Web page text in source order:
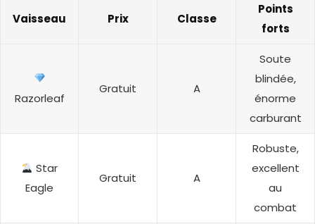
Vaisseau Prix Classe
Points
forts
Razorleaf
Gratuit A
Soute
blindée,
énorme
carburant
Star
Eagle
Gratuit A
Robuste,
excellent
au
combat